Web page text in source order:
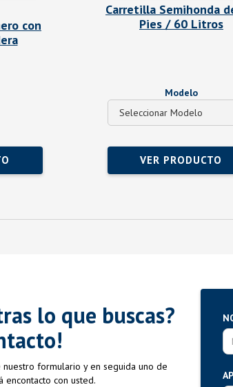
con
Carretilla Semihonda
Pies / 60 Litros
Modelo
VER PRODUCTO
lo que buscas?
formulario y en seguida uno de
encontacto con usted.